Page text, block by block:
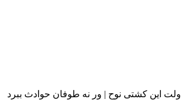
این کشتی نوح | ور نه طوفان حوادث ببرد